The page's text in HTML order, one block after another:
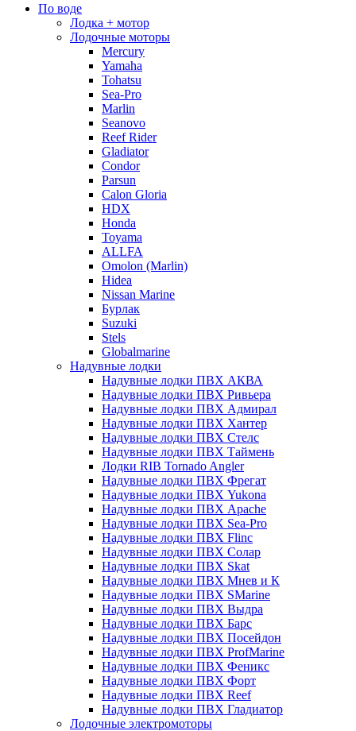
По воде
Лодка + мотор
Лодочные моторы
Mercury
Yamaha
Tohatsu
Sea-Pro
Marlin
Seanovo
Reef Rider
Gladiator
Condor
Parsun
Calon Gloria
HDX
Honda
Toyama
ALLFA
Omolon (Marlin)
Hidea
Nissan Marine
Бурлак
Suzuki
Stels
Globalmarine
Надувные лодки
Надувные лодки ПВХ АКВА
Надувные лодки ПВХ Ривьера
Надувные лодки ПВХ Адмирал
Надувные лодки ПВХ Хантер
Надувные лодки ПВХ Стелс
Надувные лодки ПВХ Таймень
Лодки RIB Tornado Angler
Надувные лодки ПВХ Фрегат
Надувные лодки ПВХ Yukona
Надувные лодки ПВХ Apache
Надувные лодки ПВХ Sea-Pro
Надувные лодки ПВХ Flinc
Надувные лодки ПВХ Солар
Надувные лодки ПВХ Skat
Надувные лодки ПВХ Мнев и К
Надувные лодки ПВХ SMarine
Надувные лодки ПВХ Выдра
Надувные лодки ПВХ Барс
Надувные лодки ПВХ Посейдон
Надувные лодки ПВХ ProfMarine
Надувные лодки ПВХ Феникс
Надувные лодки ПВХ Форт
Надувные лодки ПВХ Reef
Надувные лодки ПВХ Гладиатор
Лодочные электромоторы